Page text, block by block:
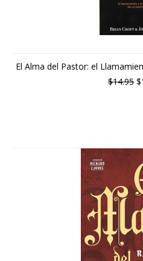
El Alma del Pastor: el
$14.95